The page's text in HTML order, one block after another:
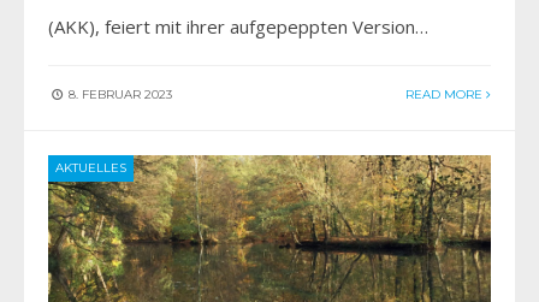
(AKK), feiert mit ihrer aufgepeppten Version…
8. FEBRUAR 2023 READ MORE
AKTUELLES